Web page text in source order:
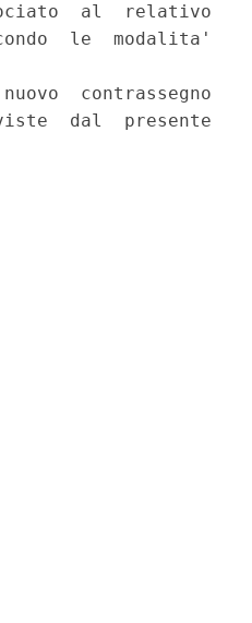
al  relativo
le  modalita'
contrassegno
dal  presente